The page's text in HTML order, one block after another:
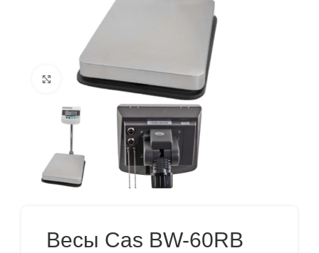
Нажмите, чтобы увеличить
Весы Cas BW-60RB